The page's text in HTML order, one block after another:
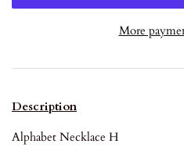
More
Description
Alphabet Necklace H